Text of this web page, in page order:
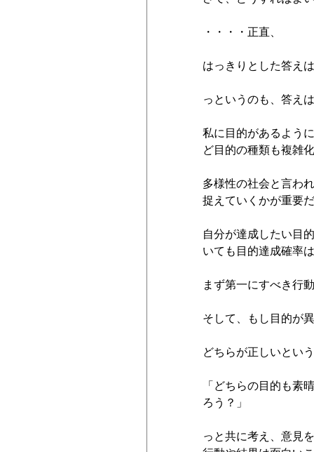
・・・・正直、
はっきりとした答え
っというのも、答え
私に目的があるよう
ど目的の種類も複雑
多様性の社会と言わ
捉えていくかが重要
自分が達成したい目
いても目的達成確率
まず第一にすべき行
そして、もし目的が
どちらが正しいとい
「どちらの目的も素
ろう？」
っと共に考え、意見